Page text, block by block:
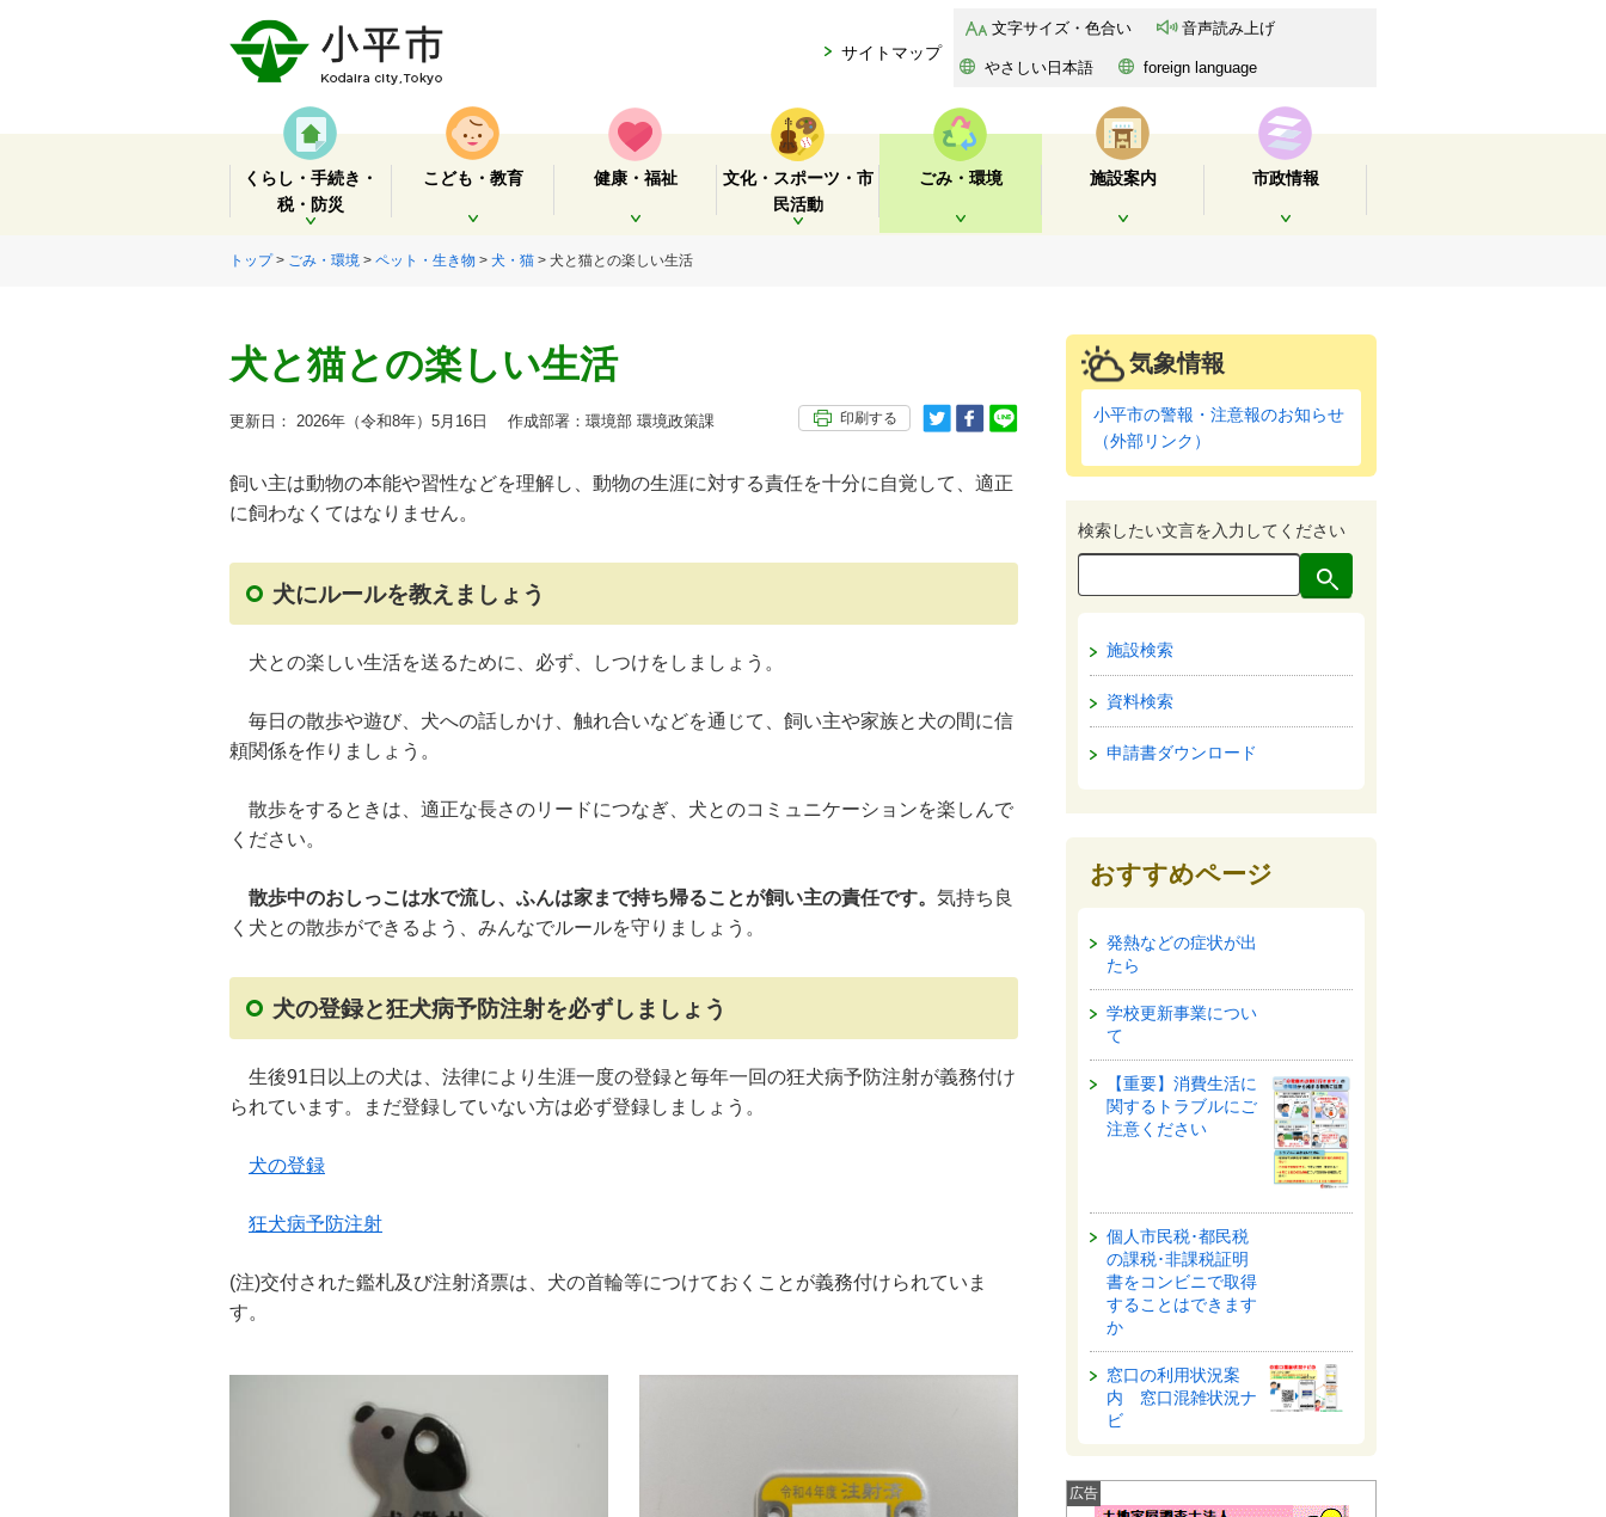
サイトマップ
文字サイズ・色合い 音声読み上げ
やさしい日本語 foreign language
くらし・手続き・
税・防災
開く
こども・教育
開く
健康・福祉
開く
文化・スポーツ・市
民活動
ごみ・環境 施設案内 市政情報
トップ> ごみ・環境 > ペット・生き物 > 犬・猫 > 犬と猫との楽しい生活
犬と猫との楽しい生活
更新日： 2026年（令和8年）5月16日 作成部署：環境部 環境政策課 印刷する
飼い主は動物の本能や習性などを理解し、動物の生涯に対する責任を十分に自覚して、適正
に飼わなくてはなりません。
犬にルールを教えましょう
犬との楽しい生活を送るために、必ず、しつけをしましょう。
毎日の散歩や遊び、犬への話しかけ、触れ合いなどを通じて、飼い主や家族と犬の間に信
頼関係を作りましょう。
散歩をするときは、適正な長さのリードにつなぎ、犬とのコミュニケーションを楽しんで
ください。
散歩中のおしっこは水で流し、ふんは家まで持ち帰ることが飼い主の責任です。 気持ち良
く犬との散歩ができるよう、みんなでルールを守りましょう。
犬の登録と狂犬病予防注射を必ずしましょう
生後91日以上の犬は、法律により生涯一度の登録と毎年一回の狂犬病予防注射が義務付け
られています。まだ登録していない方は必ず登録しましょう。
犬の登録
狂犬病予防注射
(注)交付された鑑札及び注射済票は、犬の首輪等につけておくことが義務付けられていま
す。
気象情報
小平市の警報・注意報のお知らせ
（外部リンク）
検索したい文言を入力してください
施設検索
資料検索
申請書ダウンロード
おすすめページ
発熱などの症状が出
たら
学校更新事業につい
て
【重要】消費生活に
関するトラブルにご
注意ください
個人市民税･都民税
の課税･非課税証明
書をコンビニで取得
することはできます
か
窓口の利用状況案
内 窓口混雑状況ナ
ビ
広告